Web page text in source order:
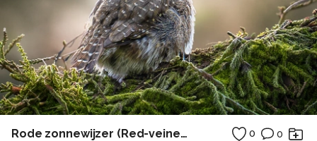
Rode zonnewijzer (Red-veined Dropwing) 0 0